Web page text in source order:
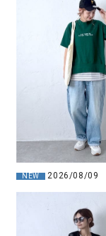
NEW 2026/08/09